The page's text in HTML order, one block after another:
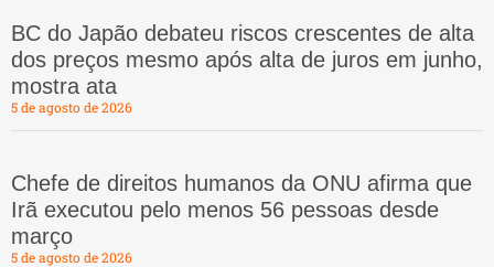
BC do Japão debateu riscos crescentes de alta
dos preços mesmo após alta de juros em junho,
mostra ata
5 de agosto de 2026
Chefe de direitos humanos da ONU afirma que
Irã executou pelo menos 56 pessoas desde
março
5 de agosto de 2026